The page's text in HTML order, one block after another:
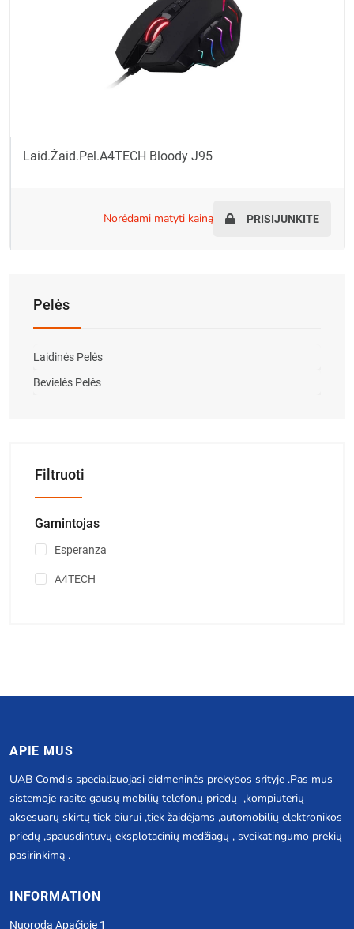
Laid.žaid.pel.A4TECH Bloody J95
norėdami matyti kainą PRISIJUNKITE
Pelės
Laidinės Pelės
Bevielės Pelės
Filtruoti
Gamintojas
Esperanza
A4TECH
APIE MUS
UAB Comdis specializuojasi didmeninės prekybos srityje .Pas mus
sistemoje rasite gausų mobilių telefonų priedų ,kompiuterių
aksesuarų skirtų tiek biurui ,tiek žaidėjams ,automobilių elektronikos
priedų ,spausdintuvų eksplotacinių medžiagų , sveikatingumo prekių
pasirinkimą .
INFORMATION
Nuoroda Apačioje 1